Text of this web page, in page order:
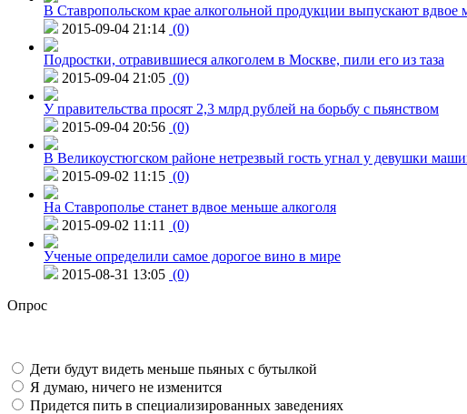
В Ставропольском крае алкогольной продукции выпускают вдвое
2015-09-04 21:14 (0)
Подростки, отравившиеся алкоголем в Москве, пили его из таза
2015-09-04 21:05 (0)
У правительства просят 2,3 млрд рублей на борьбу с пьянством
2015-09-04 20:56 (0)
В Великоустюгском районе нетрезвый гость угнал у девушки
2015-09-02 11:15 (0)
На Ставрополье станет вдвое меньше алкоголя
2015-09-02 11:11
(0)
Ученые определили самое дорогое вино в мире
2015-08-31 13:05 (0)
Опрос
Дети будут видеть меньше пьяных с бутылкой
Я думаю, ничего не изменится
Придется пить в специализированных заведениях